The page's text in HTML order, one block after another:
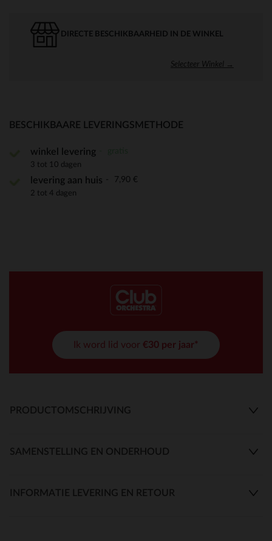
DIRECTE BESCHIKBAARHEID IN DE WINKEL
Selecteer Winkel →
BESCHIKBAARE LEVERINGSMETHODE
winkel levering
3 tot 10 dagen
levering aan huis 7,90 €
2 tot 4 dagen
Ik word lid voor €30 per jaar*
PRODUCTOMSCHRIJVING
SAMENSTELLING EN ONDERHOUD
INFORMATIE LEVERING EN RETOUR